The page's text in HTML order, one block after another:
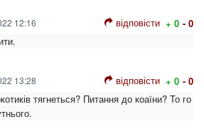
12:16 відповісти + 0 - 0
13:28 відповісти + 0 - 0
тягнеться? Питання до коаїни? То го